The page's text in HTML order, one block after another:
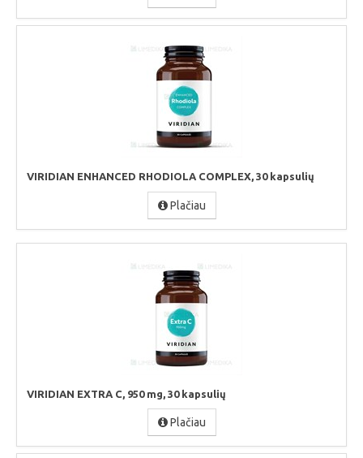
VIRIDIAN ENHANCED RHODIOLA COMPLEX, 30 kapsulių
Plačiau
VIRIDIAN EXTRA C, 950 mg, 30 kapsulių
Plačiau